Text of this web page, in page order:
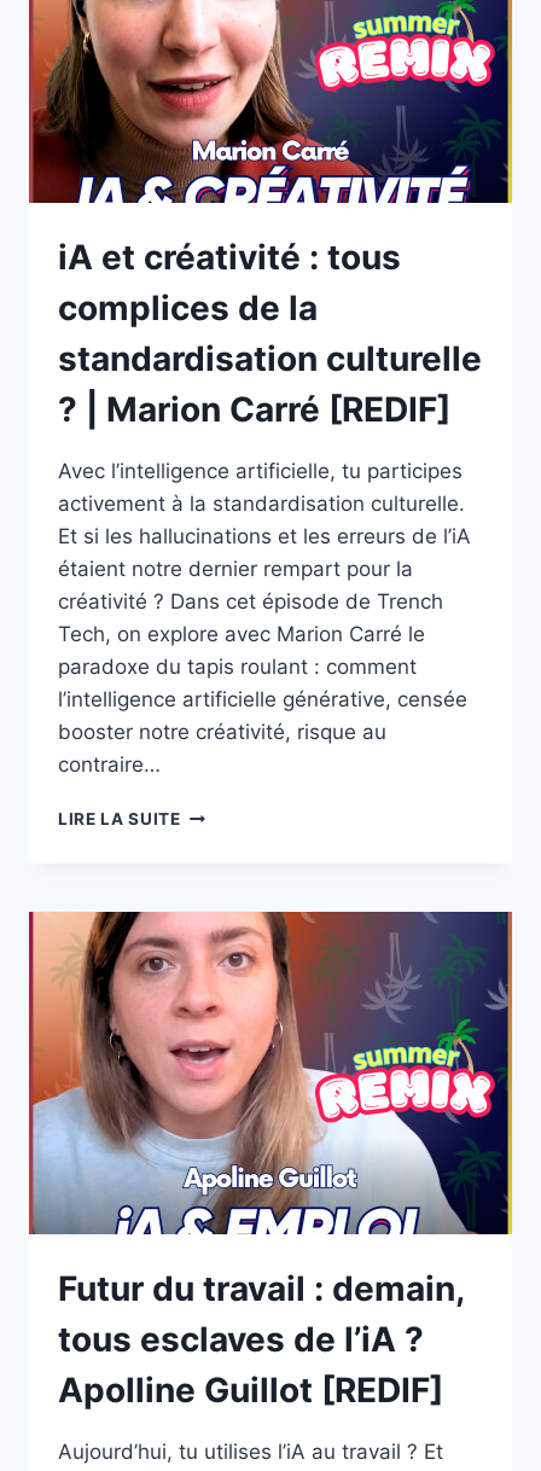
OU
L’HUMAIN
?
|
HAFFIDE
BOULAKRAS
[REDIF]
iA et créativité : tous
complices de la
standardisation culturelle
? | Marion Carré [REDIF]
Avec l’intelligence artificielle, tu participes
activement à la standardisation culturelle.
Et si les hallucinations et les erreurs de l’iA
étaient notre dernier rempart pour la
créativité ? Dans cet épisode de Trench
Tech, on explore avec Marion Carré le
paradoxe du tapis roulant : comment
l’intelligence artificielle générative, censée
booster notre créativité, risque au
contraire…
LIRE LA SUITE IA
TOUS
COMPLICES
DE
LA
STANDARDISATION
CULTURELLE
?
|
MARION
CARRÉ
[REDIF]
Futur du travail : demain,
tous esclaves de l’iA ?
Apolline Guillot [REDIF]
Aujourd’hui, tu utilises l’iA au travail ? Et